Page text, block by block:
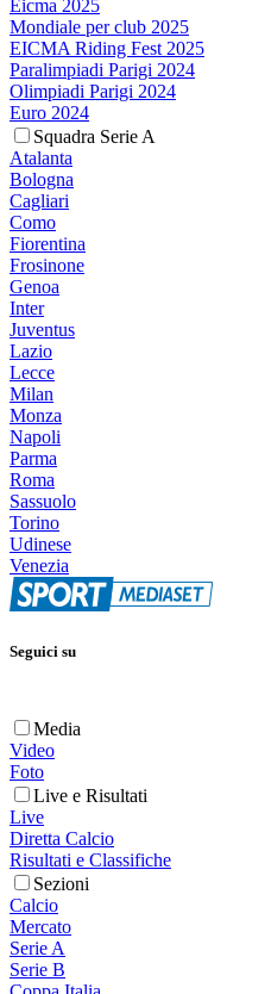
Eicma 2025
Mondiale per club 2025
EICMA Riding Fest 2025
Paralimpiadi Parigi 2024
Olimpiadi Parigi 2024
Euro 2024
Squadra Serie A
Atalanta
Bologna
Cagliari
Como
Fiorentina
Frosinone
Genoa
Inter
Juventus
Lazio
Lecce
Milan
Monza
Napoli
Parma
Roma
Sassuolo
Torino
Udinese
Venezia
Seguici su
Media
Video
Foto
Live e Risultati
Live
Diretta Calcio
Risultati e Classifiche
Sezioni
Calcio
Mercato
Serie A
Serie B